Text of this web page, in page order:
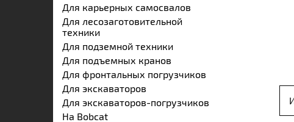
Для карьерных самосвалов
Для лесозаготовительной
техники
Для подземной техники
Для подъемных кранов
Для фронтальных погрузчиков
Для экскаваторов
Для экскаваторов-погрузчиков
На Bobcat